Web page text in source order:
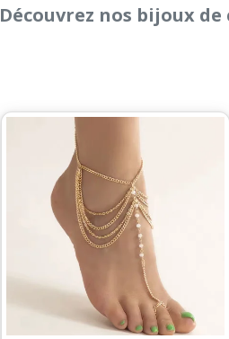
Découvrez nos bijoux